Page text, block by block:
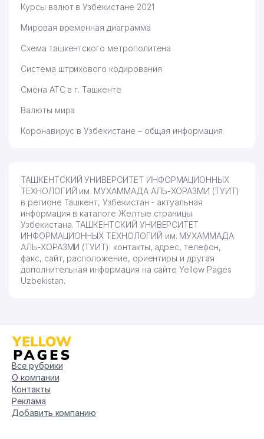
81 SMART MEDIA SERVICE ООО
82
TOSHKENT RADIO-
84
НОТАРИАЛЬНАЯ КОНТОРА №1
87 VITROS DIAGNOSTICS ООО 588 м
88 VARIM VA PARIM ООО 588 м
89
ОБЩЕОБРАЗОВАТЕЛЬНАЯ
СРЕДНЯЯ ШКОЛА № 70
595 м
90
ALSKOM АО СТРАХОВАЯ
КОМПАНИЯ
602 м
НИЖФАРМ АО
ПРЕДСТАВИТЕЛЬСТВО
93 ИНТЕРСЕРВИС ГП РХВО ГП
94 TAU TOOLS U ООО
95
ООО
Курсы валют в Узбекистане 2021
Мировая временная диаграмма
Схема ташкентского метрополитена
Система штрихового кодирования
Смена АТС в г. Ташкенте
Валюты мира
Коронавирус в Узбекистане – общая информация
ТАШКЕНТСКИЙ УНИВЕРСИТЕТ ИНФОРМАЦИОННЫХ
ТЕХНОЛОГИЙ им. МУХАММАДА АЛЬ-ХОРАЗМИ (ТУИТ)
в регионе Ташкент, Узбекистан - актуальная
информация в каталоге Желтые страницы
Узбекистана. ТАШКЕНТСКИЙ УНИВЕРСИТЕТ
ИНФОРМАЦИОННЫХ ТЕХНОЛОГИЙ им. МУХАММАДА
АЛЬ-ХОРАЗМИ (ТУИТ): контакты, адрес, телефон,
факс, сайт, расположение, ориентиры и другая
дополнительная информация на сайте Yellow Pages
Uzbekistan.
Все рубрики
О компании
Контакты
Реклама
Добавить компанию